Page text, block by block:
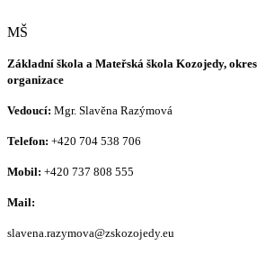
MŠ
Základní škola a Mateřská škola Kozojedy,
organizace
Vedoucí: Mgr. Slavěna Razýmová
Telefon: +420 704 538 706
Mobil: +420 737 808 555
Mail:
slavena.razymova@zskozojedy.eu